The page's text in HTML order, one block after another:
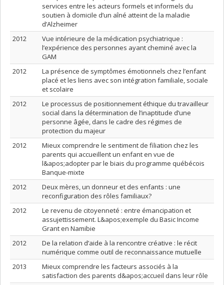
services entre les acteurs formels et informels du
soutien à domicile d’un aîné atteint de la maladie
d’Alzheimer
2012
Vue intérieure de la médication psychiatrique :
l’expérience des personnes ayant cheminé avec la
GAM
2012
La présence de symptômes émotionnels chez l’enfant
placé et les liens avec son intégration familiale, sociale
et scolaire
2012
Le processus de positionnement éthique du travailleur
social dans la détermination de l’inaptitude d’une
personne âgée, dans le cadre des régimes de
protection du majeur
2012
Mieux comprendre le sentiment de filiation chez les
parents qui accueillent un enfant en vue de
l&apos;adopter par le biais du programme québécois
Banque-mixte
2012
Deux mères, un donneur et des enfants : une
reconfiguration des rôles familiaux?
2012
Le revenu de citoyenneté : entre émancipation et
assujettissement. L&apos;exemple du Basic Income
Grant en Namibie
2012
De la relation d’aide à la rencontre créative : le récit
numérique comme outil de reconnaissance mutuelle
2013
Mieux comprendre les facteurs associés à la
satisfaction des parents d&apos;accueil dans leur rôle